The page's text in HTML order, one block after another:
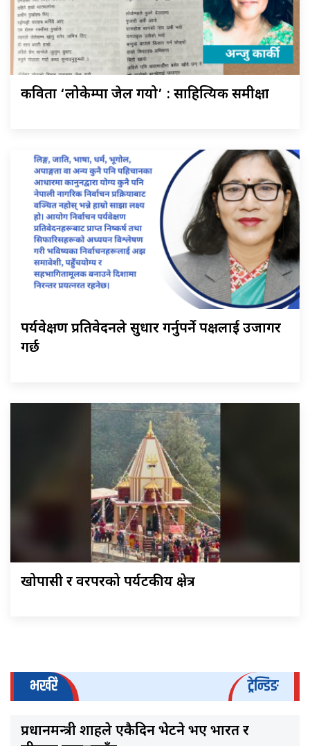
कविता ‘लोकेम्पा जेल गयो’ : साहित्यिक समीक्षा
पर्यवेक्षण प्रतिवेदनले सुधार गर्नुपर्ने पक्षलाई उजागर
गर्छ
खोपासी र वरपरको पर्यटकीय क्षेत्र
भर्खरै ट्रेन्डिङ
प्रधानमन्त्री शाहले एकैदिन भेटने भए भारत र